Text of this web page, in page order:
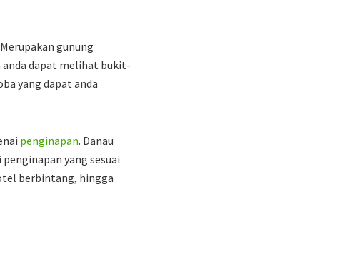
gunung
anda dapat melihat bukit-
yang dapat anda
penginapan. Danau
yang sesuai
berbintang, hingga